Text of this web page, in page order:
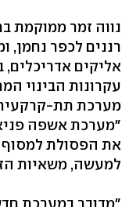
נווה זמר ממוקמת
רננים לכפר נחמן,
אליקים
עקרונות הבינוי
מערכת תת-
"מערכת אשפה
את הפסולת למסוף
למעשה, משאיות